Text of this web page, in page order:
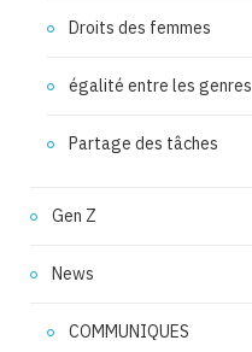
Droits des femmes
égalité entre les genres
Partage des tâches
Gen Z
News
COMMUNIQUES